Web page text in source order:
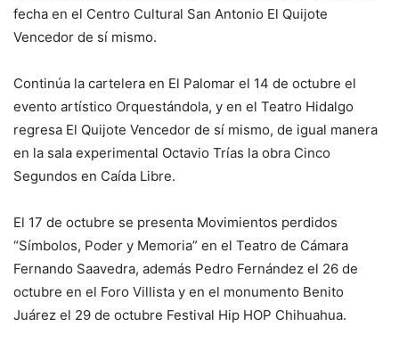
fecha en el Centro Cultural San Antonio El Quijote
Vencedor de sí mismo.
Continúa la cartelera en El Palomar el 14 de octubre el
evento artístico Orquestándola, y en el Teatro Hidalgo
regresa El Quijote Vencedor de sí mismo, de igual manera
en la sala experimental Octavio Trías la obra Cinco
Segundos en Caída Libre.
El 17 de octubre se presenta Movimientos perdidos
“Símbolos, Poder y Memoria” en el Teatro de Cámara
Fernando Saavedra, además Pedro Fernández el 26 de
octubre en el Foro Villista y en el monumento Benito
Juárez el 29 de octubre Festival Hip HOP Chihuahua.